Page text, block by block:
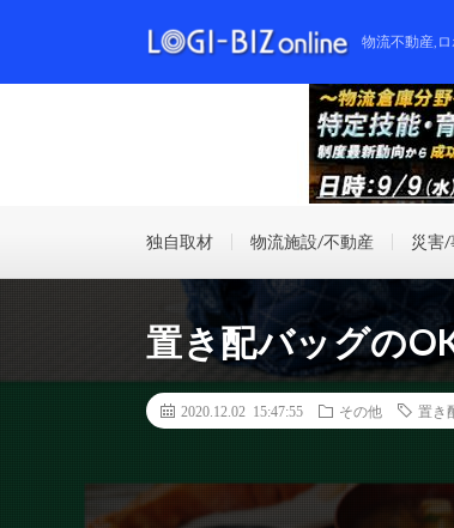
物流不動産,
独自取材 物流施設/不動産 災害
置き配バッグの
2020.12.02 15:47:55 その他 置き